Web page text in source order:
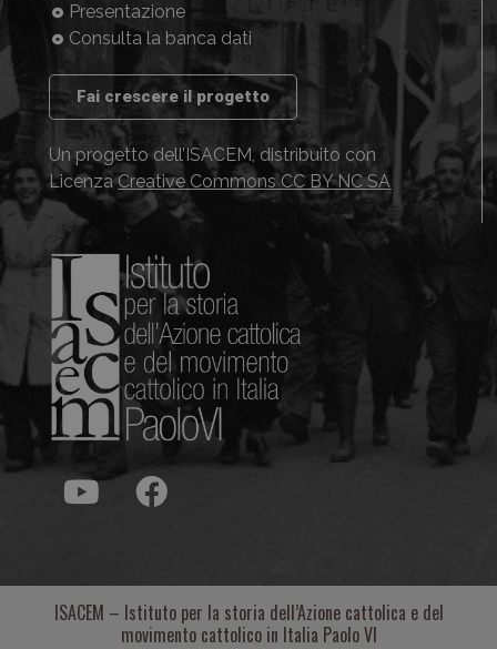
Presentazione
Consulta la banca dati
Fai crescere il progetto
Un progetto dell’ISACEM, distribuito con
LicenzaCreative Commons CC BY NC SA
ISACEM – Istituto per la storia dell’Azione cattolica e del
movimento cattolico in Italia Paolo VI